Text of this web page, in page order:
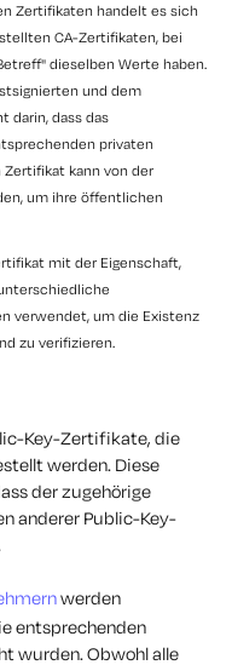
Zertifikaten handelt es sich
CA-Zertifikaten, bei
dieselben Werte haben.
und dem
darin, dass das
privaten
Zertifikat kann von der
um ihre öffentlichen
mit der Eigenschaft,
verwendet, um die Existenz
zu verifizieren.
Key-Zertifikate, die
werden. Diese
der zugehörige
anderer Public-Key-
werden
entsprechenden
wurden. Obwohl alle